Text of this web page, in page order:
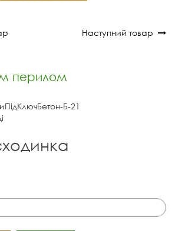
Наступний товар
перилом
Б-21